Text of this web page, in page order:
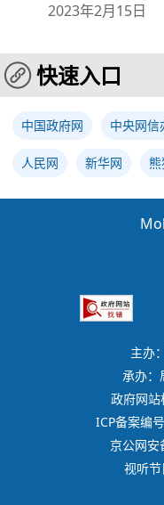
2023年2月15日
快速入口
中国政府网 中央网信
人民网 新华网
主办
承办：
政府网
ICP备案编
京公网
视听